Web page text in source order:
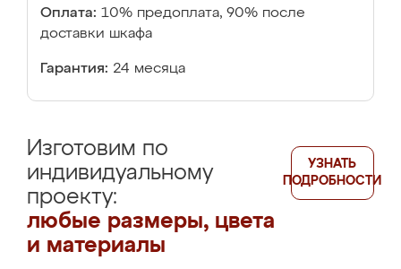
Оплата: 10% предоплата, 90% после
доставки шкафа
Гарантия: 24 месяца
Изготовим по
индивидуальному
проекту:
любые размеры, цвета
и материалы
УЗНАТЬ
ПОДРОБНОСТИ